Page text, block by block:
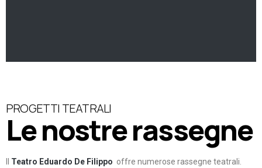
PROGETTI TEATRALI
Le nostre rassegne
Teatro Eduardo De Filippo offre numerose rassegne teatrali.